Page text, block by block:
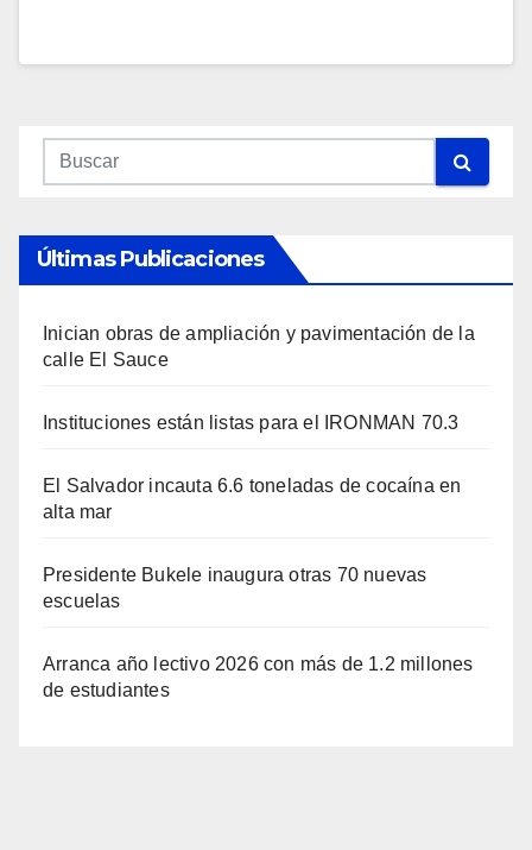
Últimas Publicaciones
Inician obras de ampliación y pavimentación de la
calle El Sauce
Instituciones están listas para el IRONMAN 70.3
El Salvador incauta 6.6 toneladas de cocaína en
alta mar
Presidente Bukele inaugura otras 70 nuevas
escuelas
Arranca año lectivo 2026 con más de 1.2 millones
de estudiantes